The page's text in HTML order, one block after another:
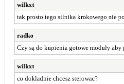
wilkxt
tak prosto tego silnika krokowego nie
radko
Czy są do kupienia gotowe moduły
wilkxt
co dokladnie chcesz sterowac?